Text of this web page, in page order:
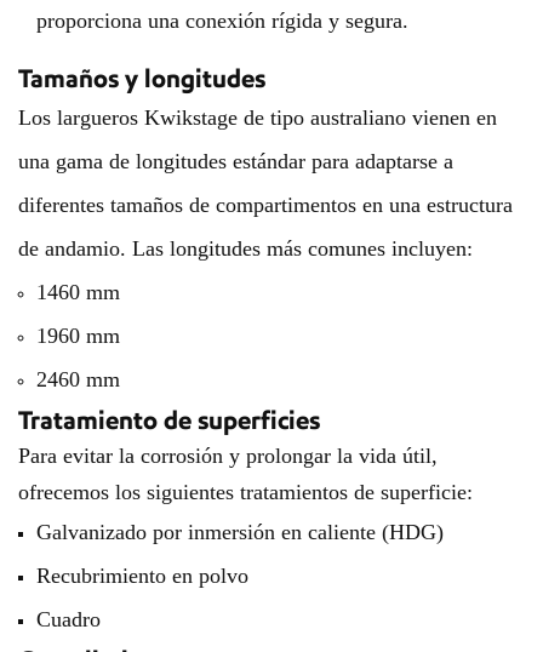
proporciona una conexión rígida y segura.
Tamaños y longitudes
Los largueros Kwikstage de tipo australiano vienen en
una gama de longitudes estándar para adaptarse a
diferentes tamaños de compartimentos en una estructura
de andamio. Las longitudes más comunes incluyen:
1460 mm
1960 mm
2460 mm
Tratamiento de superficies
Para evitar la corrosión y prolongar la vida útil,
ofrecemos los siguientes tratamientos de superficie:
Galvanizado por inmersión en caliente (HDG)
Recubrimiento en polvo
Cuadro